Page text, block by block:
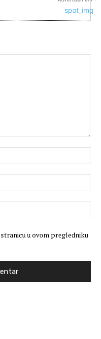
u ovom pregledniku